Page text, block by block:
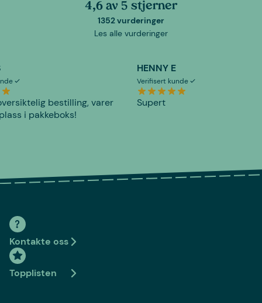
4,6 av 5 stjerner
1352 vurderinger
Les alle vurderinger
bestilling, varer
i pakkeboks!
HENNY E
Verifisert kunde
Supert
Kontakte oss
Topplisten